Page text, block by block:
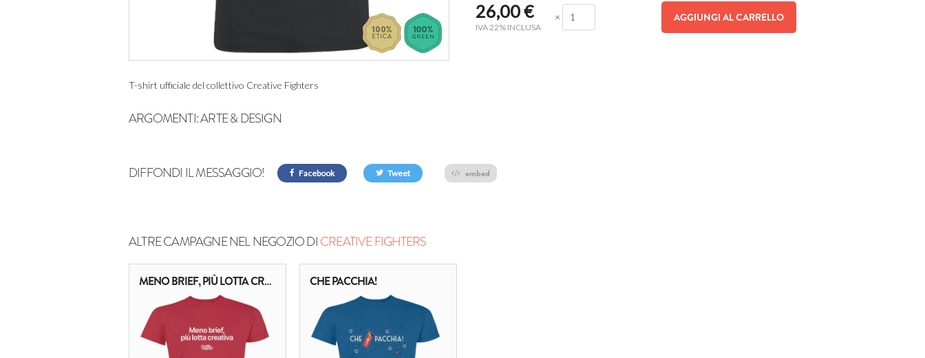
26,00€
IVA 22% INCLUSA
× AGGIUNGI AL CARRELLO
T-shirt ufficiale del collettivo Creative Fighters
ARGOMENTI:ARTE & DESIGN
DIFFONDI IL MESSAGGIO! Facebook Tweet embed
ALTRE CAMPAGNE NEL NEGOZIO DICREATIVE FIGHTERS
MENO BRIEF, PIÙ LOTTA CREATIVA CHE PACCHIA!